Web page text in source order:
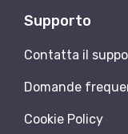
Supporto
Contatta il
Domande
Cookie Policy